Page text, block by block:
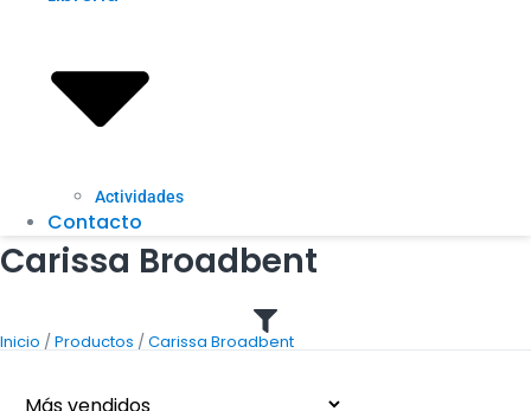
Actividades
Contacto
Carissa Broadbent
Inicio /Productos /Carissa Broadbent